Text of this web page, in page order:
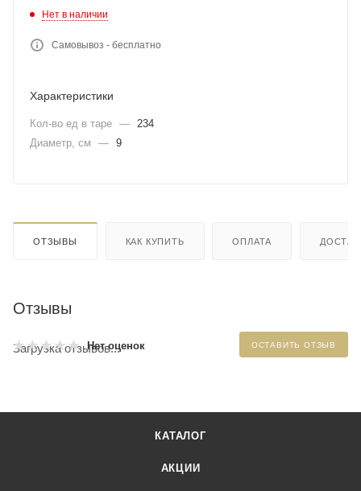
Нет в наличии
Самовывоз - бесплатно
Характеристики
Кол-во ед в таре —
234
Диаметр, см
— 9
ОТЗЫВЫ КАК КУПИТЬ ОПЛАТА
Отзывы
Нет оценок ОСТАВИТЬ ОТЗЫВ
Загрузка отзывов...
КАТАЛОГ
АКЦИИ